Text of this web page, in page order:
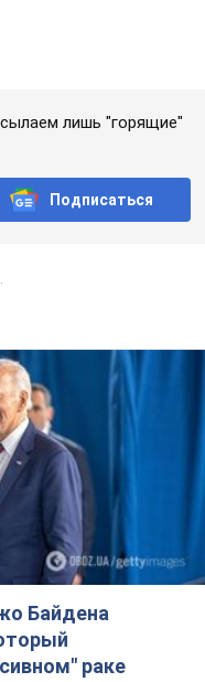
лишь "горящие"
Подписаться
Байдена
раке